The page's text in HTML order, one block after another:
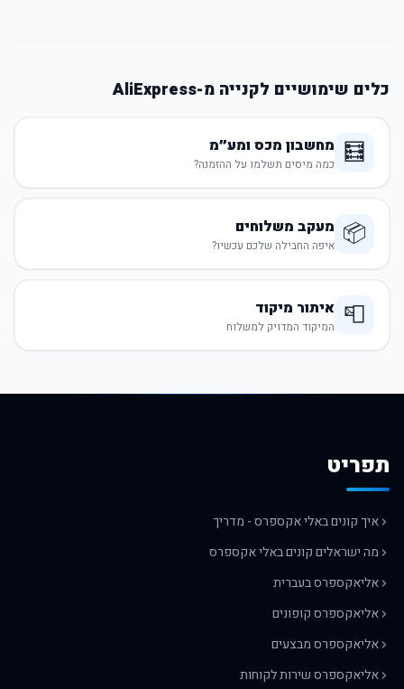
כלים שימושיים לקנייה מ-AliExpress
🧮 מחשבון מכס ומע״מ
כמה מיסים תשלמו על ההזמנה?
📦 מעקב משלוחים
איפה החבילה שלכם עכשיו?
📮 איתור מיקוד
המיקוד המדויק למשלוח
תפריט
איך קונים באלי אקספרס - מדריך
מה ישראלים קונים באלי אקספרס
אליאקספרס בעברית
אליאקספרס קופונים
אליאקספרס מבצעים
אליאקספרס שירות לקוחות